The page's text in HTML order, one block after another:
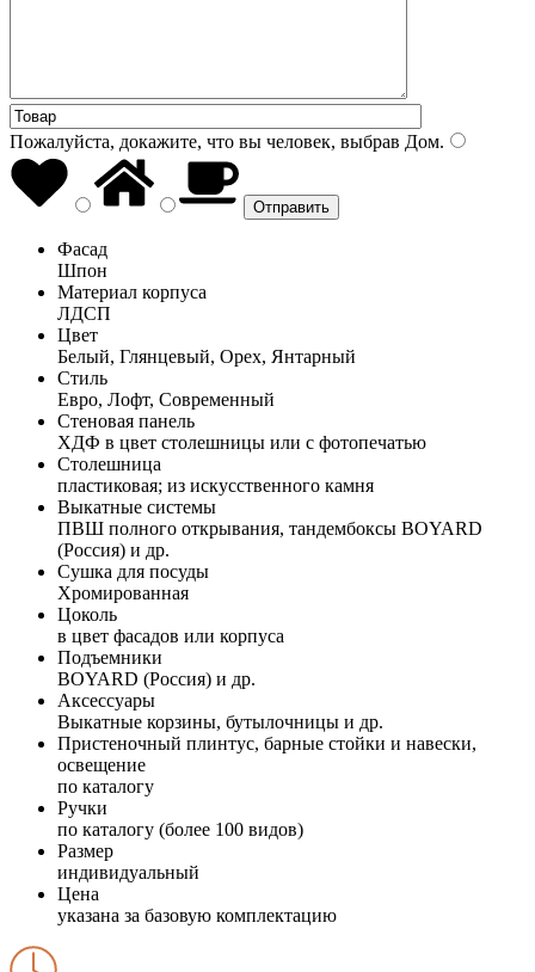
Пожалуйста, докажите, что вы человек, выбрав Дом.
Фасад
Шпон
Материал корпуса
ЛДСП
Цвет
Белый, Глянцевый, Орех, Янтарный
Стиль
Евро, Лофт, Современный
Стеновая панель
ХДФ в цвет столешницы или с фотопечатью
Столешница
пластиковая; из искусственного камня
Выкатные системы
ПВШ полного открывания, тандембоксы BOYARD
(Россия) и др.
Сушка для посуды
Хромированная
Цоколь
в цвет фасадов или корпуса
Подъемники
BOYARD (Россия) и др.
Аксессуары
Выкатные корзины, бутылочницы и др.
Пристеночный плинтус, барные стойки и навески,
освещение
по каталогу
Ручки
по каталогу (более 100 видов)
Размер
индивидуальный
Цена
указана за базовую комплектацию